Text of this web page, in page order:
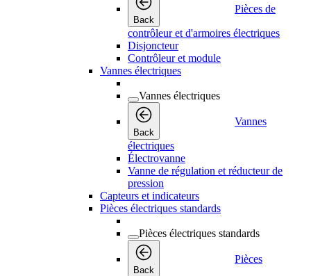
Back
Pièces de
contrôleur et d'armoires électriques
Disjoncteur
Contrôleur et module
Vannes électriques
Vannes électriques
Back
Vannes
électriques
Électrovanne
Vanne de régulation et réducteur de
pression
Capteurs et indicateurs
Pièces électriques standards
Pièces électriques standards
Back
Pièces